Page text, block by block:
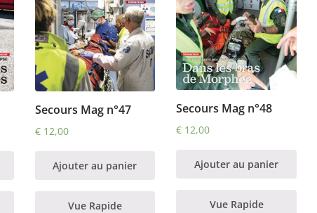
Secours Mag n°47
€12,00
Ajouter au panier
Vue Rapide
Secours Mag n°48
€ 12,00
Ajouter au panier
Vue Rapide